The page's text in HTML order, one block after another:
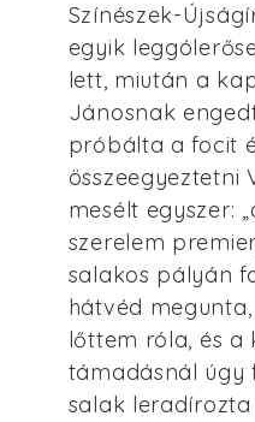
Színészek-
egyik
lett, miután a
Jánosnak
próbálta a focit
összeegyeztetni
mesélt egyszer:
szerelem
salakos pályán
hátvéd
lőttem róla, és a
támadásnál úgy
salak